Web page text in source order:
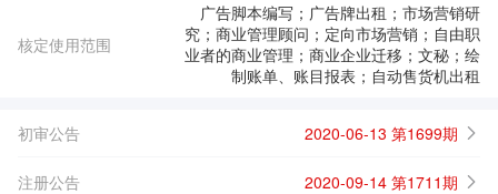
核定使用范围
广告脚本编写；广告牌出租；市场营销研
究；商业管理顾问；定向市场营销；自由职
业者的商业管理；商业企业迁移；文秘；绘
制账单、账目报表；自动售货机出租
初审公告 2020-06-13 第1699期
注册公告 2020-09-14 第1711期